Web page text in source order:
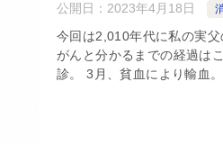
公開日： 2023年4月18日
今回は2,010年代に私の実
がんと分かるまでの経過は
診。 3月、貧血により輸血